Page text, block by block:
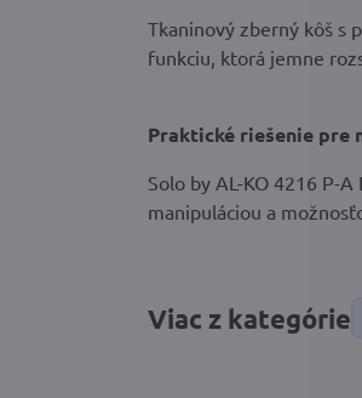
Tkaninový zberný kôš s
funkciu, ktorá jemne
Praktické riešenie pre
Solo by AL-KO 4216 P-
manipuláciou a
Viac z kategórie